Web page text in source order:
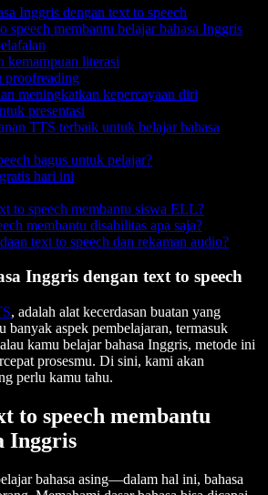
Inggris dengan text to speech
speech membantu belajar bahasa Inggris
kemampuan literasi
proofreading
meningkatkan kepercayaan diri
presentasi
TTS terbaik untuk belajar bahasa
bagus untuk pelajar?
hari ini
to speech membantu siswa ELL?
membantu disabilitas apa saja?
text to speech dan rekaman audio?
Inggris dengan text to speech
, adalah alat kecerdasan buatan yang
banyak aspek pembelajaran, termasuk
kamu belajar bahasa Inggris, metode ini
prosesmu. Di sini, kami akan
perlu kamu tahu.
to speech membantu
Inggris
bahasa asing—dalam hal ini, bahasa